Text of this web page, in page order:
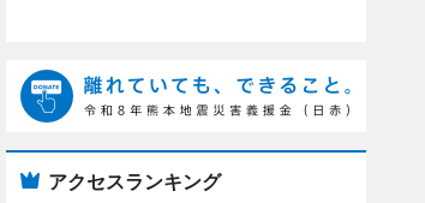
アクセスランキング